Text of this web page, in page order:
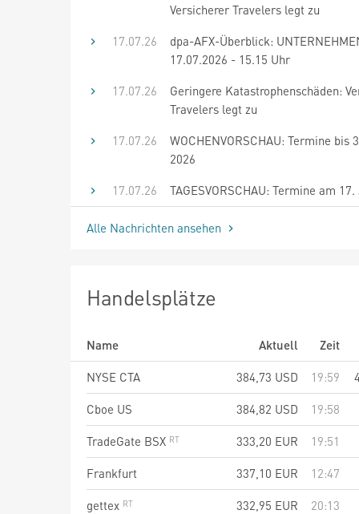
Versicherer Travelers legt zu
17.07.26
dpa-AFX-Überblick:
17.07.2026 - 15.15 Uhr
17.07.26
Geringere Katastrophenschäden:
Travelers legt zu
17.07.26
WOCHENVORSCHAU: Termine bis
2026
17.07.26
TAGESVORSCHAU: Termine am
Alle Nachrichten ansehen
Handelsplätze
Name Aktuell
Zeit
NYSE CTA
384,73 USD 19:59
Cboe US
384,82 USD
19:58
TradeGate BSX
333,20 EUR
19:51
Frankfurt
337,10 EUR
12:47
gettex
332,95 EUR 20:13